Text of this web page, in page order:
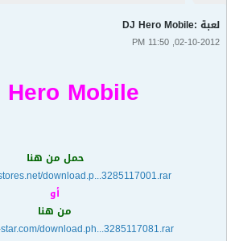
لعبة :DJ Hero Mobile
02-10-2012, 11:50 PM
Mobile
حمل من هنا
download.p...3285117001.rar
أو
من هنا
download.ph...3285117081.rar